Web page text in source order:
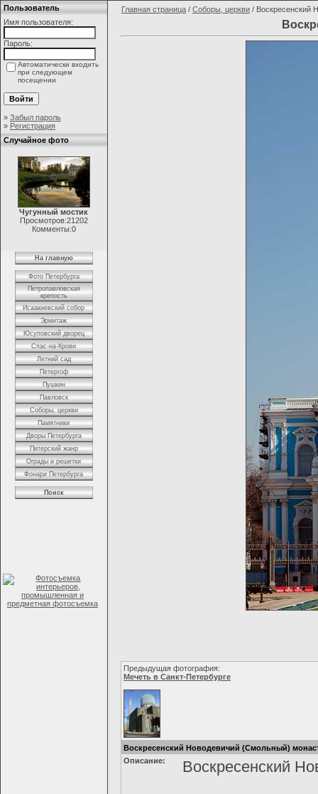
Пользователь
Имя пользователя:
Пароль:
Автоматически входить
при следующем
посещении
» Забыл пароль
» Регистрация
Случайное фото
Чугунный мостик
Просмотров:21202
Комменты:0
На главную
Фото Петербурга
Петропавловская
крепость
Исаакиевский собор
Эрмитаж
Юсуповский дворец
Спас-на-Крови
Летний сад
Петергоф
Пушкин
Павловск
Соборы, церкви
Памятники
Дворы Петербурга
Питерский жанр
Ограды и решетки
Фонари Петербурга
Поиск
Главная страница / Соборы, церкви / Воскресенский
Предыдущая фотография:
Мечеть в Санкт-Петербурге
Воскресенский Новодевичий (Смольный)
Описание:
Воскресенский